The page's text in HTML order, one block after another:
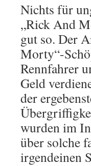
Nichts für
„Rick And
gut so. Der
Morty“-
Rennfahrer
Geld
der
wurden im
über solche
irgendeinen